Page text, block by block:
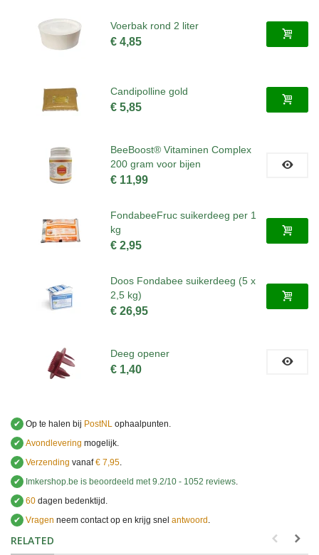
Voerbak rond 2 liter
€ 4,85
Candipolline gold
€ 5,85
BeeBoost® Vitaminen Complex
200 gram voor bijen
€ 11,99
FondabeeFruc suikerdeeg per 1
kg
€ 2,95
Doos Fondabee suikerdeeg (5 x
2,5 kg)
€ 26,95
Deeg opener
€ 1,40
✔ Op te halen bij PostNL ophaalpunten.
✔ Avondlevering mogelijk.
✔ Verzending vanaf€ 7,95
✔
Imkershop.be is beoordeeld met 9.2/10 - 1052 reviews
✔ 60 dagen bedenktijd.
✔ Vragen neem contact op en krijg snel antwoord
RELATED